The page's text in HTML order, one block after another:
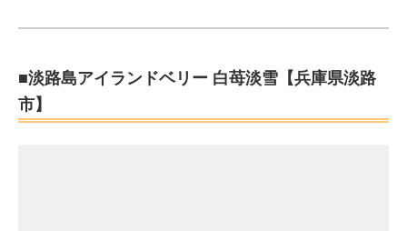
■淡路島アイランドベリー 白苺淡雪【兵庫県淡路
市】